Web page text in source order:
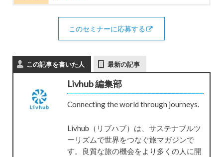
このセミナーに応募する
この記事を書いた人 最新の記事
Livhub 編集部
Connecting the world through journeys.
Livhub（リブハブ）は、サステナブルツ
ーリズムで世界をつなぐ旅マガジンで
す。良質な旅の機会をより多くの人に開